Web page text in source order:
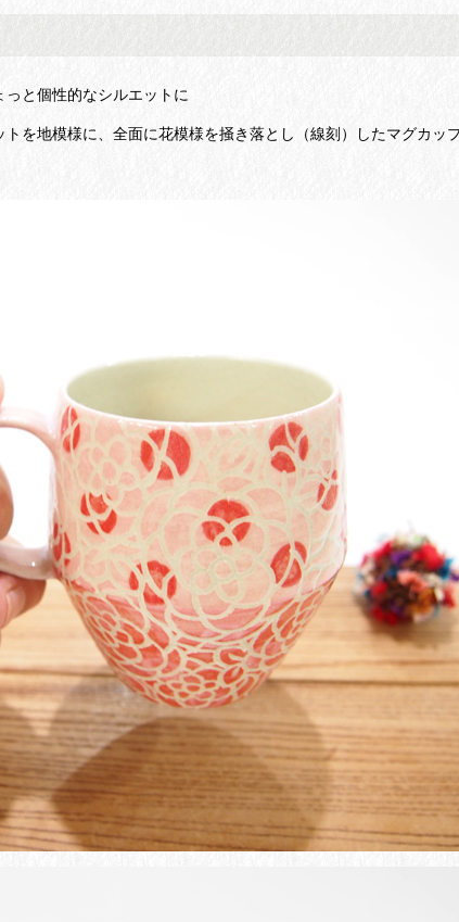
と個性的なシルエットに
を地模様に、全面に花模様を掻き落とし（線刻）したマグカップ